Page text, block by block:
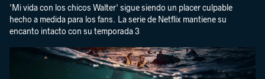
'Mi vida con los chicos Walter' sigue siendo un placer culpable
hecho a medida para los fans. La serie de Netflix mantiene su
encanto intacto con su temporada 3